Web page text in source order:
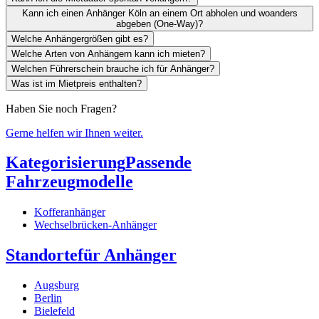
Kann ich einen Anhänger Köln an einem Ort abholen und woanders
abgeben (One-Way)?
Welche Anhängergrößen gibt es?
Welche Arten von Anhängern kann ich mieten?
Welchen Führerschein brauche ich für Anhänger?
Was ist im Mietpreis enthalten?
Haben Sie noch Fragen?
Gerne helfen wir Ihnen weiter.
KategorisierungPassende
Fahrzeugmodelle
Kofferanhänger
Wechselbrücken-Anhänger
Standortefür Anhänger
Augsburg
Berlin
Bielefeld